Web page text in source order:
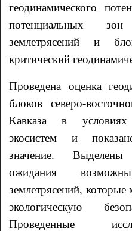
геодинамического
потенциальных
землетрясений и
критический
Проведена оценка
блоков северо-
Кавказа в условиях
экосистем и
значение.
ожидания
землетрясений, которые
экологическую
Проведенные